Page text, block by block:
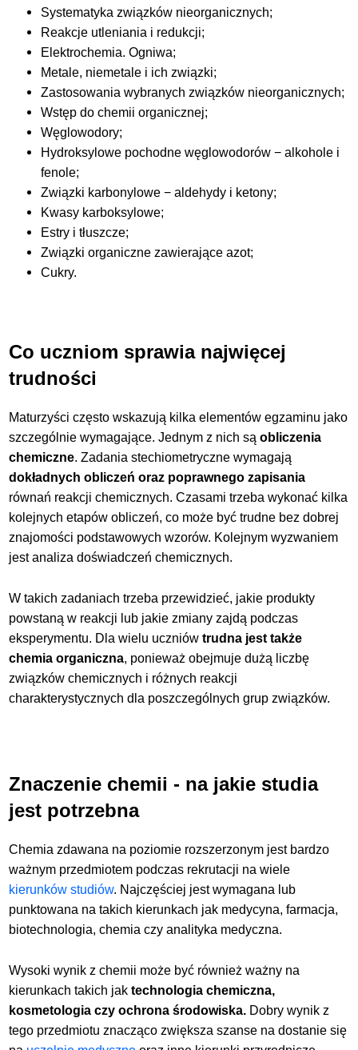
Systematyka związków nieorganicznych;
Reakcje utleniania i redukcji;
Elektrochemia. Ogniwa;
Metale, niemetale i ich związki;
Zastosowania wybranych związków nieorganicznych;
Wstęp do chemii organicznej;
Węglowodory;
Hydroksylowe pochodne węglowodorów − alkohole i
fenole;
Związki karbonylowe − aldehydy i ketony;
Kwasy karboksylowe;
Estry i tłuszcze;
Związki organiczne zawierające azot;
Cukry.
Co uczniom sprawia najwięcej
trudności
Maturzyści często wskazują kilka elementów egzaminu jako
szczególnie wymagające. Jednym z nich sąobliczenia
chemiczne. Zadania stechiometryczne wymagają
dokładnych obliczeń oraz poprawnego zapisania
równań reakcji chemicznych. Czasami trzeba wykonać kilka
kolejnych etapów obliczeń, co może być trudne bez dobrej
znajomości podstawowych wzorów. Kolejnym wyzwaniem
jest analiza doświadczeń chemicznych.
W takich zadaniach trzeba przewidzieć, jakie produkty
powstaną w reakcji lub jakie zmiany zajdą podczas
eksperymentu. Dla wielu uczniów trudna jest także
chemia organiczna, ponieważ obejmuje dużą liczbę
związków chemicznych i różnych reakcji
charakterystycznych dla poszczególnych grup związków.
Znaczenie chemii - na jakie studia
jest potrzebna
Chemia zdawana na poziomie rozszerzonym jest bardzo
ważnym przedmiotem podczas rekrutacji na wiele
kierunków studiów. Najczęściej jest wymagana lub
punktowana na takich kierunkach jak medycyna, farmacja,
biotechnologia, chemia czy analityka medyczna.
Wysoki wynik z chemii może być również ważny na
kierunkach takich jaktechnologia chemiczna,
kosmetologia czy ochrona środowiska. Dobry wynik z
tego przedmiotu znacząco zwiększa szanse na dostanie się